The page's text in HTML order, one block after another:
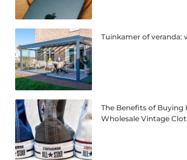
Tuinkamer of veranda:
The Benefits of Buying
Wholesale Vintage